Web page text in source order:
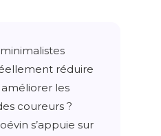
réduire
les
coureurs ?
s’appuie sur